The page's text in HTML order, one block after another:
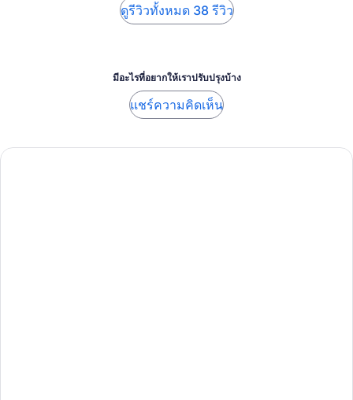
ดูรีวิวทั้งหมด 38 รีวิว
มีอะไรที่อยากให้เราปรับปรุงบ้าง
แชร์ความคิดเห็น